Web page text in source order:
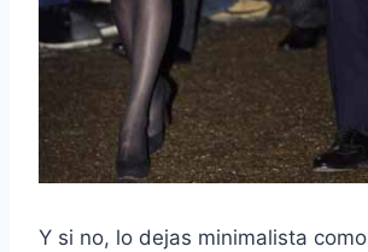
Y si no, lo dejas minimalista